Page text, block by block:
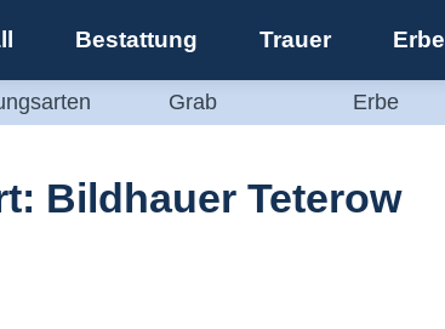
Bestattung Trauer Erbe
Grab Erbe
Bildhauer Teterow